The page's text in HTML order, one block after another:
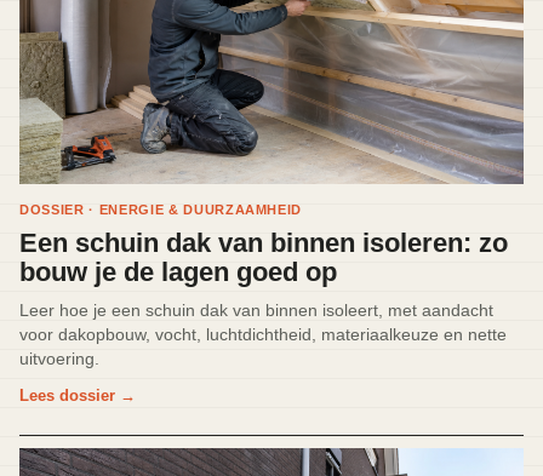
DOSSIER · ENERGIE & DUURZAAMHEID
Een schuin dak van binnen isoleren: zo
bouw je de lagen goed op
Leer hoe je een schuin dak van binnen isoleert, met aandacht
voor dakopbouw, vocht, luchtdichtheid, materiaalkeuze en nette
uitvoering.
Lees dossier →